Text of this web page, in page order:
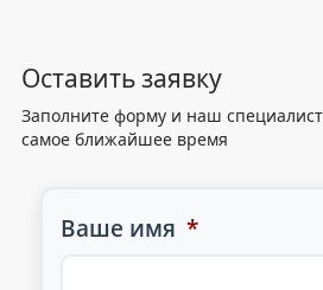
Оставить заявку
Заполните форму и наш
самое ближайшее время
Ваше имя *